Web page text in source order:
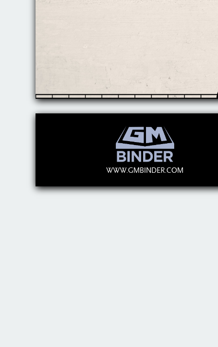
WWW.GMBINDER.COM